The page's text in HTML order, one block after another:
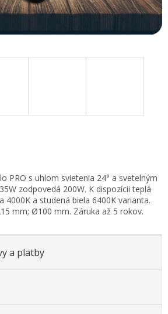
PRO s uhlom svietenia 24° a svetelným
zodpovedá 200W. K dispozícii teplá
4000K a studená biela 6400K varianta.
mm; Ø100 mm. Záruka až 5 rokov.
a platby